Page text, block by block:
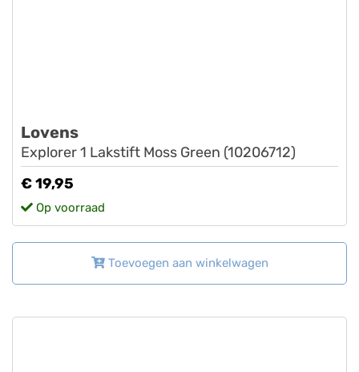
Lovens
Explorer 1 Lakstift Moss Green (10206712)
€ 19,95
Op voorraad
Toevoegen aan winkelwagen